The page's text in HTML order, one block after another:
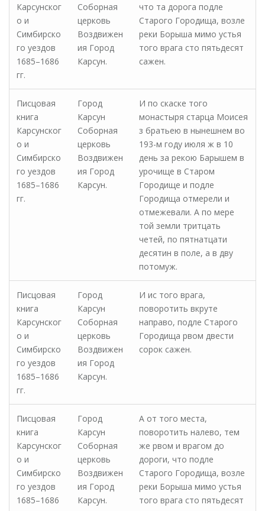
Карсунског
о и
Симбирско
го уездов
1685–1686
гг.
Соборная
церковь
Воздвижен
ия Город
Карсун.
что та дорога подле
Старого Городища, возле
реки Борыша мимо устья
того врага сто пятьдесят
сажен.
Писцовая
книга
Карсунског
о и
Симбирско
го уездов
1685–1686
гг.
Город
Карсун
Соборная
церковь
Воздвижен
ия Город
Карсун.
И по скаске того
монастыря старца Моисея
з братьею в нынешнем во
193-м году июля ж в 10
день за рекою Барышем в
урочище в Старом
Городище и подле
Городища отмерели и
отмежевали. А по мере
той земли тритцать
четей, по пятнатцати
десятин в поле, а в дву
потомуж.
Писцовая
книга
Карсунског
о и
Симбирско
го уездов
1685–1686
гг.
Город
Карсун
Соборная
церковь
Воздвижен
ия Город
Карсун.
И ис того врага,
поворотить вкруте
направо, подле Старого
Городища рвом двести
сорок сажен.
Писцовая
книга
Карсунског
о и
Симбирско
го уездов
1685–1686
Город
Карсун
Соборная
церковь
Воздвижен
ия Город
Карсун.
А от того места,
поворотить налево, тем
же рвом и врагом до
дороги, что подле
Старого Городища, возле
реки Борыша мимо устья
того врага сто пятьдесят